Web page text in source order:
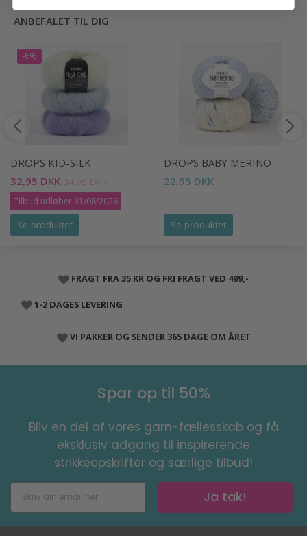
ANBEFALET TIL DIG
-6%
DROPS KID-SILK
32,95 DKK 34,95 DKK
Tilbud udløber 31/08/2026
Se produktet
DROPS BABY MERINO
22,95 DKK
Se produktet
FRAGT FRA 35 KR OG FRI FRAGT VED 499,-
1-2 DAGES LEVERING
VI PAKKER OG SENDER 365 DAGE OM ÅRET
Spar op til 50%
Bliv en del af vores garn-fællesskab og få
eksklusiv adgang til inspirerende
strikkeopskrifter og særlige tilbud!
Ja tak!